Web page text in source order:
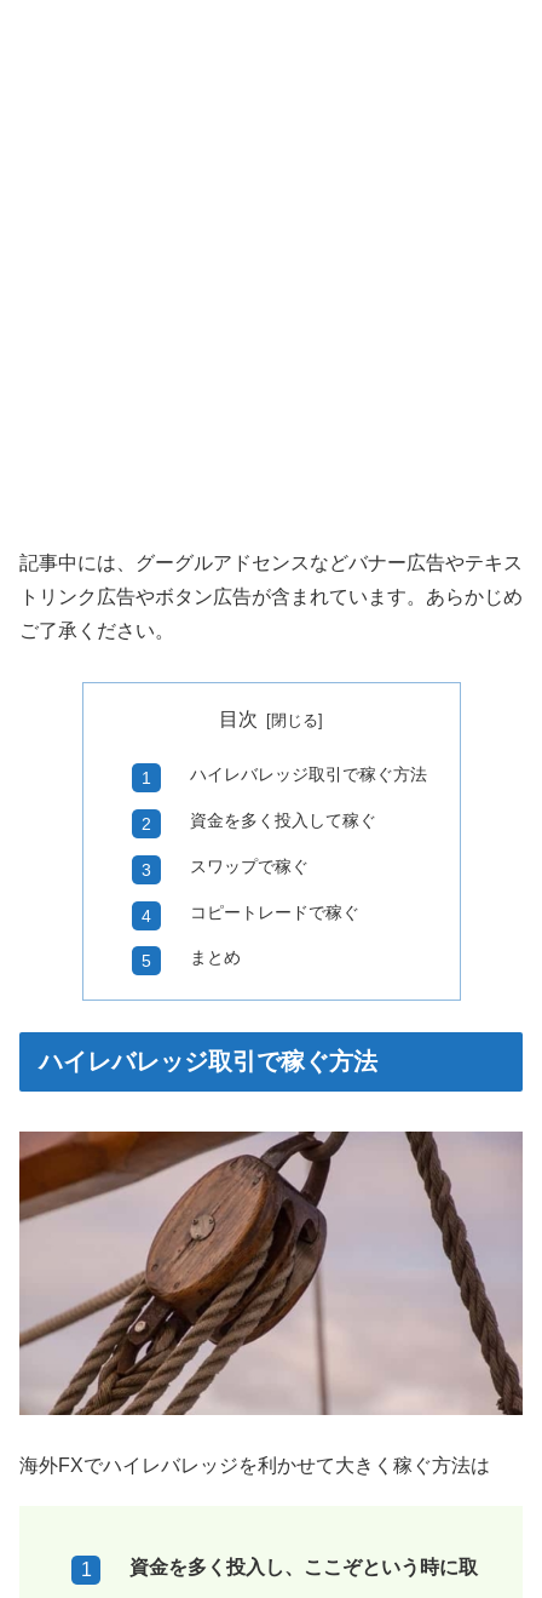
記事中には、グーグルアドセンスなどバナー広告やテキス
トリンク広告やボタン広告が含まれています。あらかじめ
ご了承ください。
目次
ハイレバレッジ取引で稼ぐ方法
資金を多く投入して稼ぐ
スワップで稼ぐ
コピートレードで稼ぐ
まとめ
ハイレバレッジ取引で稼ぐ方法
海外FXでハイレバレッジを利かせて大きく稼ぐ方法は
資金を多く投入し、ここぞという時に取